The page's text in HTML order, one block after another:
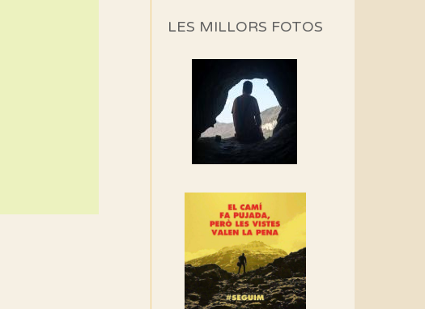
alguna cosa hem de fer...
Els Centpeus signen el
Manifest a favor dels
Camins Vells
associació adhereix-te al
manifest!
Rebem un diploma dels
Amics de Sant Aniol
d'Aguja
LES MILLORS FOTOS